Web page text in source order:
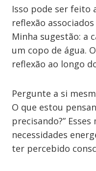
Isso pode ser feito
reflexão
Minha sugestão: a
um copo de água.
reflexão ao longo
Pergunte a si
O que estou
precisando?”
necessidades
ter percebido